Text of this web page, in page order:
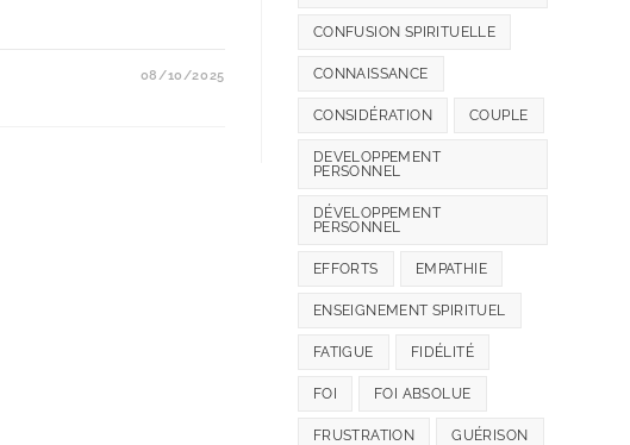
08/10/2025
CONFUSION SPIRITUELLE
CONNAISSANCE
CONSIDÉRATION COUPLE
DEVELOPPEMENT
PERSONNEL
DÉVELOPPEMENT
PERSONNEL
EFFORTS EMPATHIE
ENSEIGNEMENT SPIRITUEL
FATIGUE FIDÉLITÉ
FOI FOI ABSOLUE
FRUSTRATION GUÉRISON